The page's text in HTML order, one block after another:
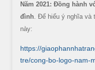
Năm 2021: Đồng hành
đình. Để hiểu ý nghĩa và
này:
https://
tre/cong-bo-logo-nam-